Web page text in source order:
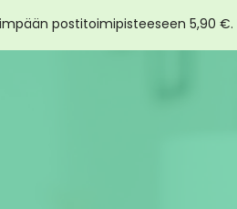
postitoimipisteeseen 5,90